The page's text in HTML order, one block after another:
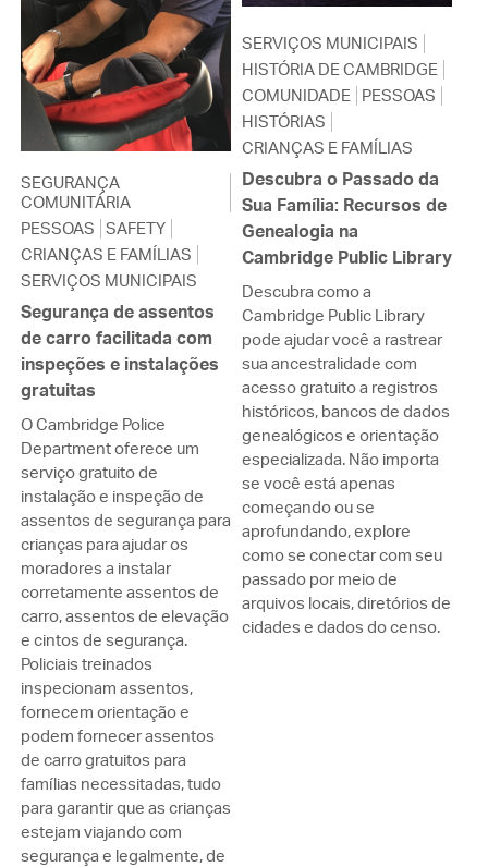
SEGURANÇA
COMUNITÁRIA
PESSOAS SAFETY
CRIANÇAS E FAMÍLIAS
SERVIÇOS MUNICIPAIS
Segurança de assentos
de carro facilitada com
inspeções e instalações
gratuitas
O Cambridge Police
Department oferece um
serviço gratuito de
instalação e inspeção de
assentos de segurança para
crianças para ajudar os
moradores a instalar
corretamente assentos de
carro, assentos de elevação
e cintos de segurança.
Policiais treinados
inspecionam assentos,
fornecem orientação e
podem fornecer assentos
de carro gratuitos para
famílias necessitadas, tudo
para garantir que as crianças
estejam viajando com
segurança e legalmente, de
SERVIÇOS MUNICIPAIS
HISTÓRIA DE CAMBRIDGE
COMUNIDADE PESSOAS
HISTÓRIAS
CRIANÇAS E FAMÍLIAS
Descubra o Passado da
Sua Família: Recursos de
Genealogia na
Cambridge Public Library
Descubra como a
Cambridge Public Library
pode ajudar você a rastrear
sua ancestralidade com
acesso gratuito a registros
históricos, bancos de dados
genealógicos e orientação
especializada. Não importa
se você está apenas
começando ou se
aprofundando, explore
como se conectar com seu
passado por meio de
arquivos locais, diretórios de
cidades e dados do censo.